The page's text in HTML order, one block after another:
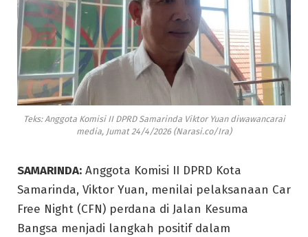
Teks: Anggota Komisi II DPRD Samarinda Viktor Yuan diwawancarai
media, Jumat 24/4/2026 (Narasi.co/Ira)
SAMARINDA: Anggota Komisi II DPRD Kota
Samarinda, Viktor Yuan, menilai pelaksanaan Car
Free Night (CFN) perdana di Jalan Kesuma
Bangsa menjadi langkah positif dalam